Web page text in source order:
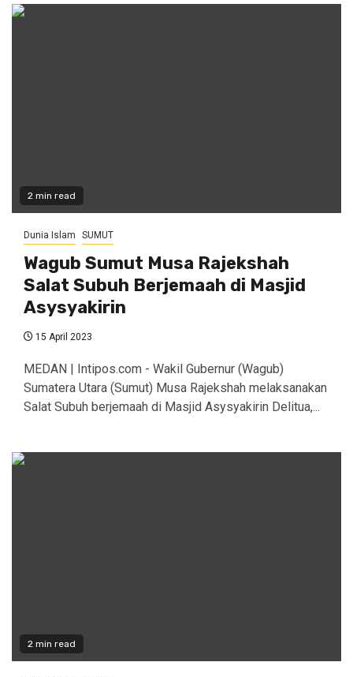
2 min read
Dunia Islam SUMUT
Wagub Sumut Musa Rajekshah
Salat Subuh Berjemaah di Masjid
Asysyakirin
15 April 2023
MEDAN | Intipos.com - Wakil Gubernur (Wagub)
Sumatera Utara (Sumut) Musa Rajekshah melaksanakan
Salat Subuh berjemaah di Masjid Asysyakirin Delitua,...
2 min read